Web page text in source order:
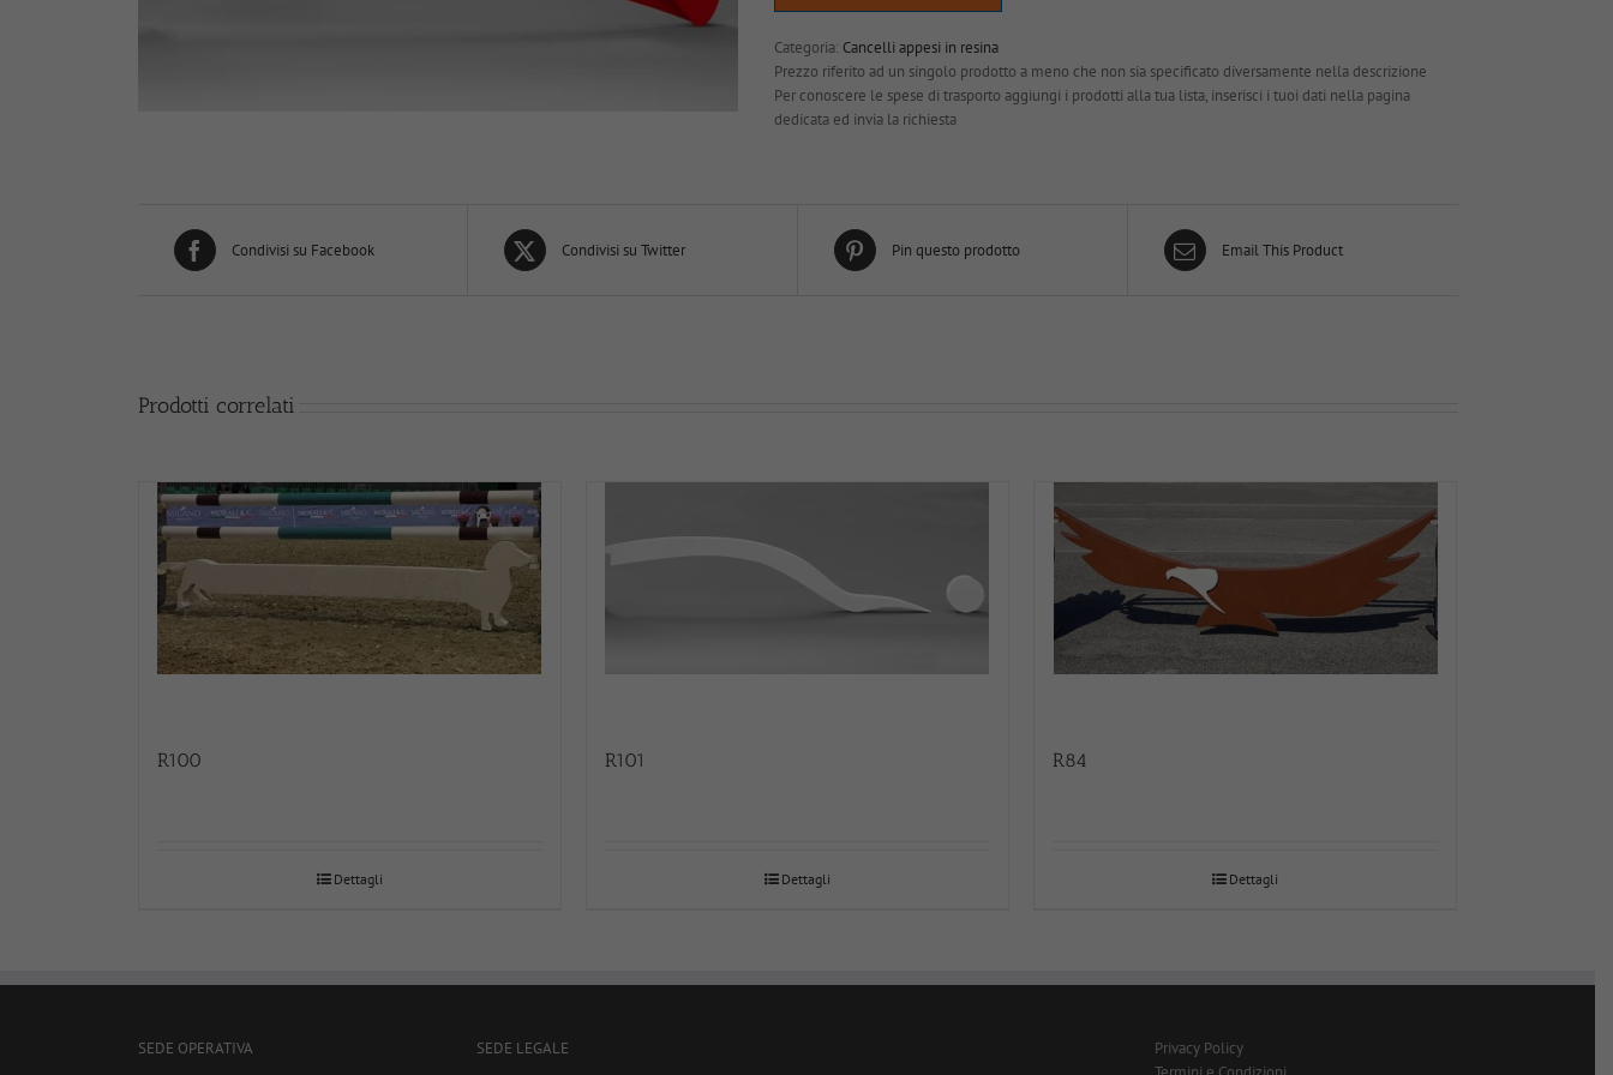
Categoria: Cancelli appesi in resina
Prezzo riferito ad un singolo prodotto a meno che non sia specificato diversamente nella descrizione
Per conoscere le spese di trasporto aggiungi i prodotti alla tua lista, inserisci i tuoi dati nella pagina
dedicata ed invia la richiesta
Condivisi su Facebook Condivisi su Twitter Pin questo prodotto Email This Product
Prodotti correlati
R100
Dettagli
R101
Dettagli
R84
Dettagli
SEDE OPERATIVA SEDE LEGALE
Privacy Policy